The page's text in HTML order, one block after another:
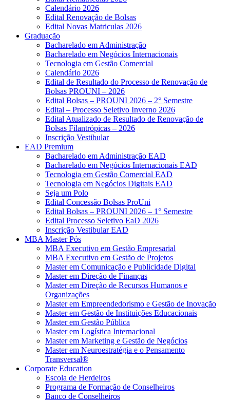
Calendário 2026
Edital Renovação de Bolsas
Edital Novas Matriculas 2026
Graduação
Bacharelado em Administração
Bacharelado em Negócios Internacionais
Tecnologia em Gestão Comercial
Calendário 2026
Edital de Resultado do Processo de Renovação de
Bolsas PROUNI – 2026
Edital Bolsas – PROUNI 2026 – 2° Semestre
Edital – Processo Seletivo Inverno 2026
Edital Atualizado de Resultado de Renovação de
Bolsas Filantrópicas – 2026
Inscrição Vestibular
EAD Premium
Bacharelado em Administração EAD
Bacharelado em Negócios Internacionais EAD
Tecnologia em Gestão Comercial EAD
Tecnologia em Negócios Digitais EAD
Seja um Polo
Edital Concessão Bolsas ProUni
Edital Bolsas – PROUNI 2026 – 1° Semestre
Edital Processo Seletivo EaD 2026
Inscrição Vestibular EAD
MBA Master Pós
MBA Executivo em Gestão Empresarial
MBA Executivo em Gestão de Projetos
Master em Comunicação e Publicidade Digital
Master em Direção de Finanças
Master em Direção de Recursos Humanos e
Organizações
Master em Empreendedorismo e Gestão de Inovação
Master em Gestão de Instituições Educacionais
Master em Gestão Pública
Master em Logística Internacional
Master em Marketing e Gestão de Negócios
Master em Neuroestratégia e o Pensamento
Transversal®
Corporate Education
Escola de Herdeiros
Programa de Formação de Conselheiros
Banco de Conselheiros